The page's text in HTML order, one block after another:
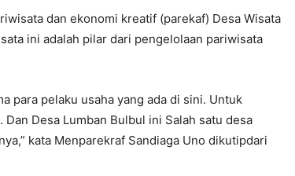
dan ekonomi kreatif (parekaf) Desa Wisata
ini adalah pilar dari pengelolaan pariwisata
para pelaku usaha yang ada di sini. Untuk
Desa Lumban Bulbul ini Salah satu desa
kata Menparekraf Sandiaga Uno dikutipdari